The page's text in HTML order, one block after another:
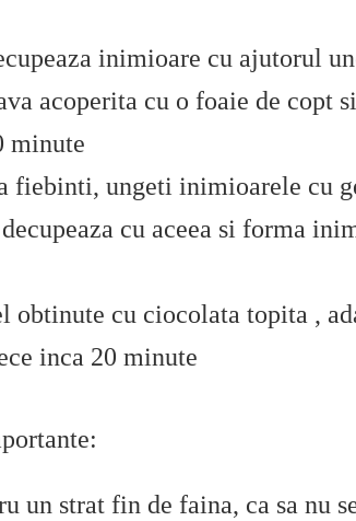
inimioare cu ajutorul
acoperita cu o foaie de copt
minute
fiebinti, ungeti inimioarele cu
cu aceea si forma
obtinute cu ciocolata topita ,
inca 20 minute
un strat fin de faina, ca sa nu